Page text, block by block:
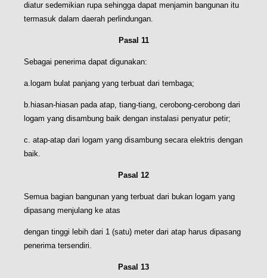
diatur sedemikian rupa sehingga dapat menjamin bangunan itu
termasuk dalam daerah perlindungan.
Pasal 11
Sebagai penerima dapat digunakan:
a.logam bulat panjang yang terbuat dari tembaga;
b.hiasan-hiasan pada atap, tiang-tiang, cerobong-cerobong dari
logam yang disambung baik dengan instalasi penyatur petir;
c. atap-atap dari logam yang disambung secara elektris dengan
baik.
Pasal 12
Semua bagian bangunan yang terbuat dari bukan logam yang
dipasang menjulang ke atas
dengan tinggi lebih dari 1 (satu) meter dari atap harus dipasang
penerima tersendiri.
Pasal 13